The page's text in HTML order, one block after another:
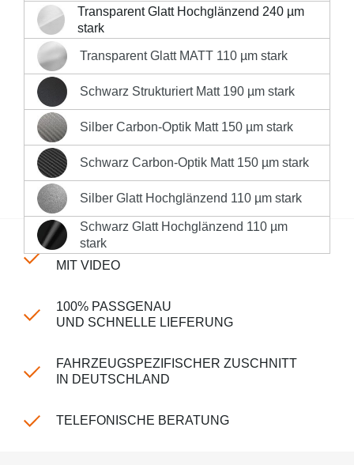
Transparent Glatt Hochglänzend 240 µm
stark
Transparent Glatt Hochglänzend 240 µm stark
Transparent Glatt MATT 110 µm stark
Transparent Glatt MATT 110 µm stark
Schwarz Strukturiert Matt 190 µm stark
Schwarz Strukturiert Matt 190 µm stark
Silber Carbon-Optik Matt 150 µm stark
Silber Carbon-Optik Matt 150 µm stark
Schwarz Carbon-Optik Matt 150 µm stark
Schwarz Carbon-Optik Matt 150 µm stark
Silber Glatt Hochglänzend 110 µm stark
Silber Glatt Hochglänzend 110 µm stark
Schwarz Glatt Hochglänzend 110 µm
stark
Schwarz Glatt Hochglänzend 110 µm stark
Preise inkl. MwSt. zzgl. Versandkosten
Produkt Anzahl: Gib den gewünschten
IN DEN WARENKORB
Sofort versandfertig, Lieferzeit 1-3 Werktage innerhalb
Deutschlands **
Produktnummer:
EINFACHE MONTAGE
MIT VIDEO
100% PASSGENAU
UND SCHNELLE LIEFERUNG
FAHRZEUGSPEZIFISCHER ZUSCHNITT
IN DEUTSCHLAND
TELEFONISCHE BERATUNG